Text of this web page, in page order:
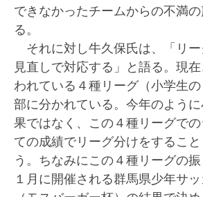
できなかったチームからの不満
る。
それに対し牛久保氏は、「リ
見直しで対応する」と語る。現
われている４種リーグ（小学生
部に分かれている。今年のよう
果ではなく、この４種リーグで
ての成績でリーグ分けをするこ
う。ちなみにこの４種リーグの
１月に開催される群馬県少年サ